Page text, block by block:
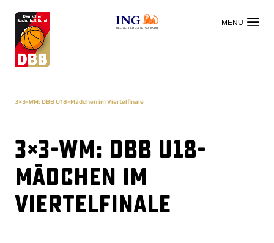
OFFIZIELLER HAUPTSPONSOR
3×3-WM: DBB U18-Mädchen im Viertelfinale
3×3-WM: DBB U18-
Mädchen im
Viertelfinale